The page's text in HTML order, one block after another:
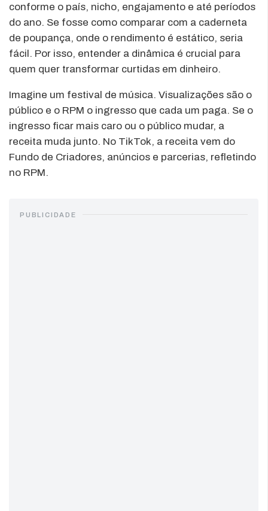
conforme o país, nicho, engajamento e até períodos
do ano. Se fosse como comparar com a caderneta
de poupança, onde o rendimento é estático, seria
fácil. Por isso, entender a dinâmica é crucial para
quem quer transformar curtidas em dinheiro.
Imagine um festival de música. Visualizações são o
público e o RPM o ingresso que cada um paga. Se o
ingresso ficar mais caro ou o público mudar, a
receita muda junto. No TikTok, a receita vem do
Fundo de Criadores, anúncios e parcerias, refletindo
no RPM.
PUBLICIDADE